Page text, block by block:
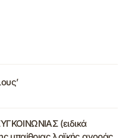
(ειδικά